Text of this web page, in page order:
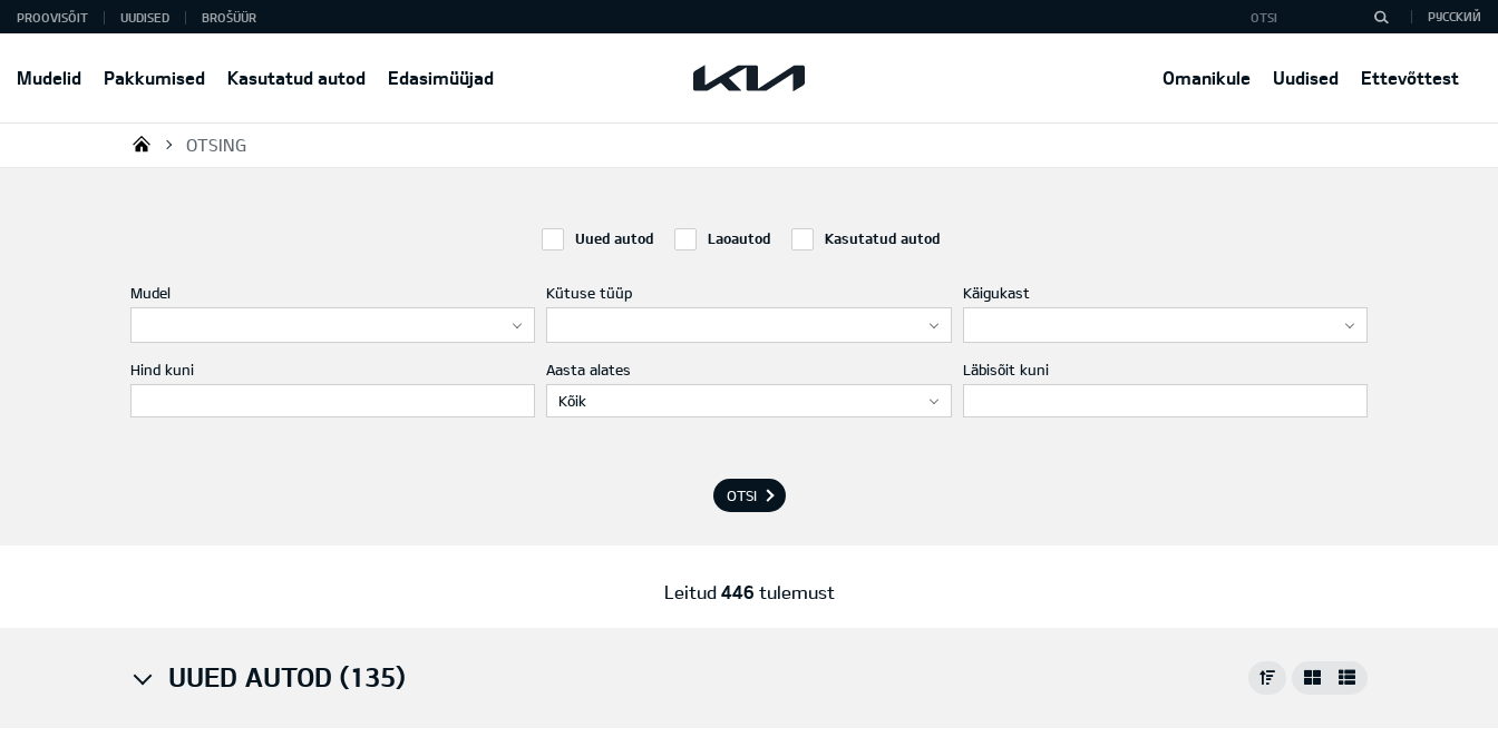
Mudelid Pakkumised Kasutatud autod Edasimüüjad Omanikule Uudised Ettevõttest
PROOVISÕIT UUDISED BROŠÜÜR РУССКИЙ
KIA AUTO AS
OTSING
Uued autod Laoautod Kasutatud autod
Mudel Kütuse tüüp Käigukast
Hind kuni
Aasta alates
Kõik
Läbisõit kuni
OTSI
Leitud 446 tulemust
UUED AUTOD (135)